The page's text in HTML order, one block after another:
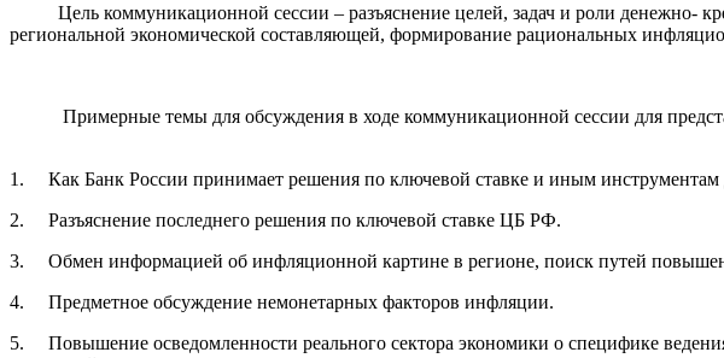
Цель коммуникационной сессии – разъяснение целей, задач и роли денежно-
региональной экономической составляющей, формирование рациональных
Примерные темы для обсуждения в ходе коммуникационной сессии для
1. Как Банк России принимает решения по ключевой ставке и иным инструментам
2. Разъяснение последнего решения по ключевой ставке ЦБ РФ.
3. Обмен информацией об инфляционной картине в регионе, поиск путей
4. Предметное обсуждение немонетарных факторов инфляции.
5. Повышение осведомленности реального сектора экономики о специфике